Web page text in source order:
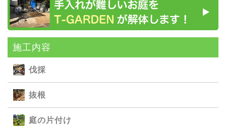
施⼯内容
伐採
抜根
庭の⽚付け